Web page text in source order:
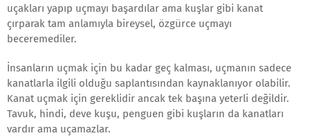
uçakları yapıp uçmayı başardılar ama kuşlar gibi kanat
çırparak tam anlamıyla bireysel, özgürce uçmayı
beceremediler.
İnsanların uçmak için bu kadar geç kalması, uçmanın sadece
kanatlarla ilgili olduğu saplantısından kaynaklanıyor olabilir.
Kanat uçmak için gereklidir ancak tek başına yeterli değildir.
Tavuk, hindi, deve kuşu, penguen gibi kuşların da kanatları
vardır ama uçamazlar.